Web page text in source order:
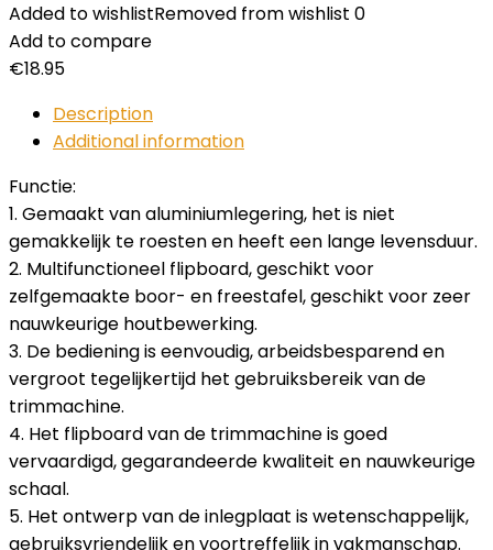
Added to wishlistRemoved from wishlist 0
Add to compare
€18.95
Description
Additional information
Functie:
1. Gemaakt van aluminiumlegering, het is niet
gemakkelijk te roesten en heeft een lange levensduur.
2. Multifunctioneel flipboard, geschikt voor
zelfgemaakte boor- en freestafel, geschikt voor zeer
nauwkeurige houtbewerking.
3. De bediening is eenvoudig, arbeidsbesparend en
vergroot tegelijkertijd het gebruiksbereik van de
trimmachine.
4. Het flipboard van de trimmachine is goed
vervaardigd, gegarandeerde kwaliteit en nauwkeurige
schaal.
5. Het ontwerp van de inlegplaat is wetenschappelijk,
gebruiksvriendelijk en voortreffelijk in vakmanschap.